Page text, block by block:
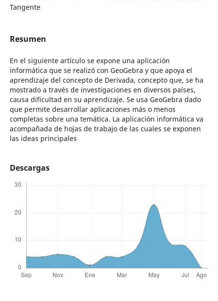
Tangente
Resumen
En el siguiente artículo se expone una aplicación
informática que se realizó con GeoGebra y que apoya el
aprendizaje del concepto de Derivada, concepto que, se ha
mostrado a través de investigaciones en diversos países,
causa dificultad en su aprendizaje. Se usa GeoGebra dado
que permite desarrollar aplicaciones más o menos
completas sobre una temática. La aplicación informática va
acompañada de hojas de trabajo de las cuales se exponen
las ideas principales
Descargas